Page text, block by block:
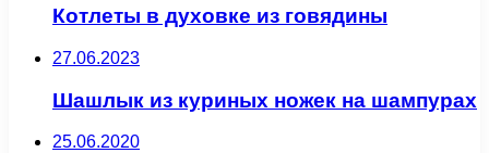
Котлеты в духовке из говядины
27.06.2023
Шашлык из куриных ножек на шампурах
25.06.2020